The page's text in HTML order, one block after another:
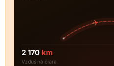
2 170 km
Vzdušná čiara